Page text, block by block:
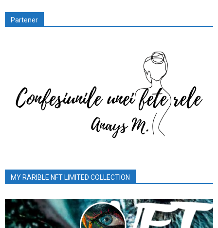
Partener
MY RARIBLE NFT LIMITED COLLECTION